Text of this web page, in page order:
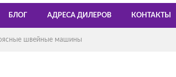
БЛОГ АДРЕСА ДИЛЕРОВ КОНТАКТЫ
швейные машины